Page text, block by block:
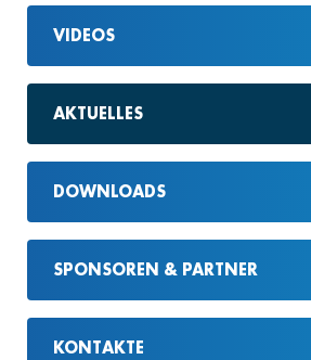
VIDEOS
AKTUELLES
DOWNLOADS
SPONSOREN & PARTNER
KONTAKTE